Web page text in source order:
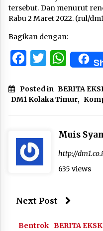
tersebut. Dan menurut
Rabu 2 Maret 2022. (rul/
Bagikan dengan:
Facebook
Posted in BERITA
DM1 Kolaka Timur,
Muis
http://
635 views
Next Post
Bentrok BERITA